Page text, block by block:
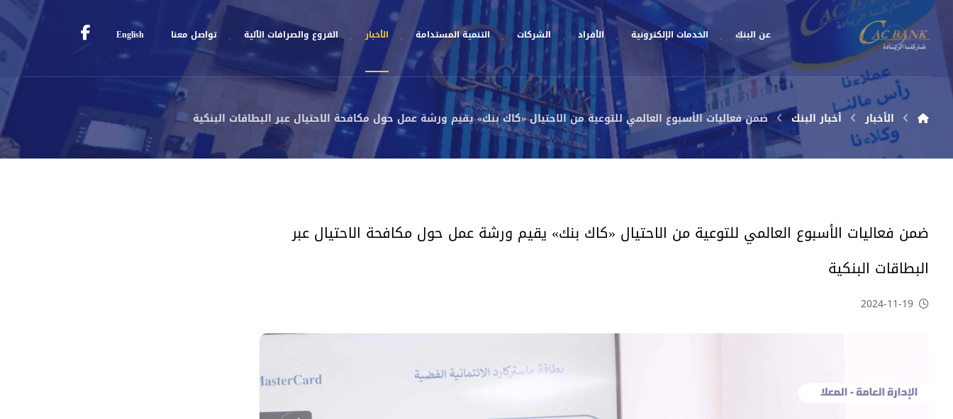
عن البنك الخدمات الإلكترونية الأفراد الشركات التنمية المستدامة الأخبار الفروع والصرافات الآلية تواصل معنا English
الأخبار أخبار البنك ضمن فعاليات الأسبوع العالمي للتوعية من الاحتيال «كاك بنك» يقيم ورشة عمل حول مكافحة الاحتيال عبر البطاقات البنكية
ضمن فعاليات الأسبوع العالمي للتوعية من الاحتيال «كاك بنك» يقيم ورشة عمل حول مكافحة الاحتيال عبر
البطاقات البنكية
2024-11-19